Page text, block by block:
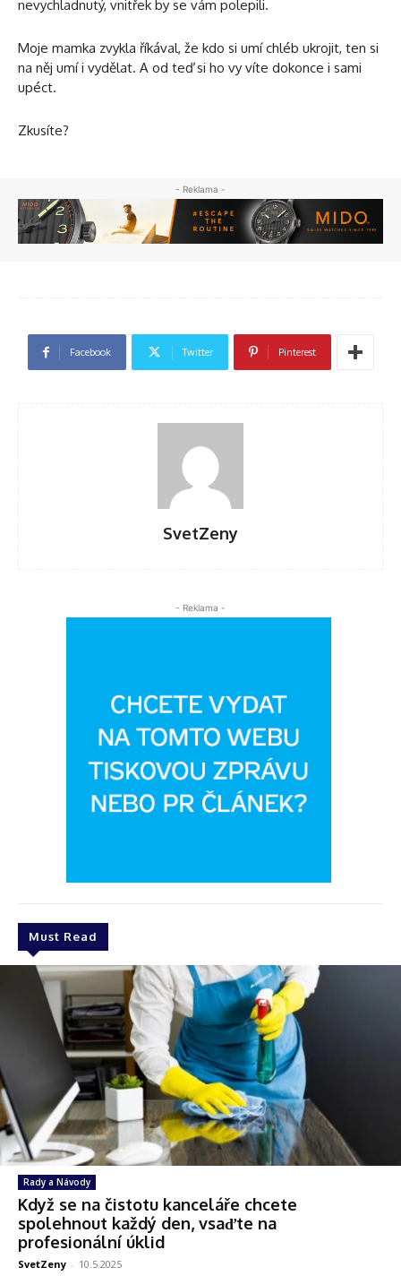
nevychladnutý, vnitřek by se vám polepili.
Moje mamka zvykla říkával, že kdo si umí chléb ukrojit, ten si
na něj umí i vydělat. A od teď si ho vy víte dokonce i sami
upéct.
Zkusíte?
- Reklama -
Facebook Twitter Pinterest
SvetZeny
- Reklama -
Must Read
Rady a Návody
Když se na čistotu kanceláře chcete
spolehnout každý den, vsaďte na
profesionální úklid
SvetZeny - 10.5.2025